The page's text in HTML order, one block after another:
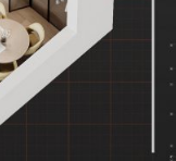
Vreau